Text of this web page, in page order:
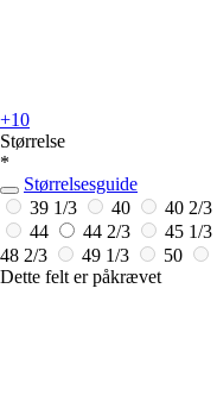
+10
Størrelse
*
Størrelsesguide
39 1/3
40 40 2/3
44
44 2/3 45 1/3
48 2/3
49 1/3 50
Dette felt er påkrævet